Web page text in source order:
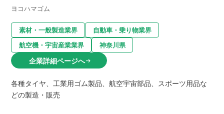
ヨコハマゴム
素材・一般製造業界
自動車・乗り物業界
航空機・宇宙産業業界
神奈川県
企業詳細ページへarrow_right_alt
各種タイヤ、工業用ゴム製品、航空宇宙部品、スポーツ用品な
どの製造・販売